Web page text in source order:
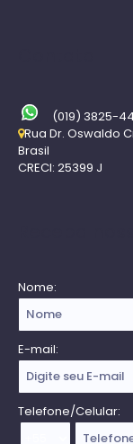
(019) 3825-
Rua Dr. Oswaldo
Brasil
CRECI: 25399 J
Nome:
E-mail:
Telefone/Celular: